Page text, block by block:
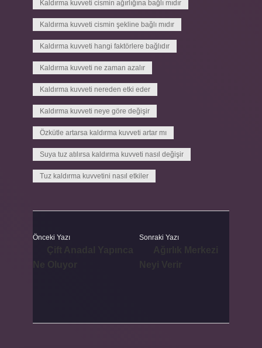
Kaldırma kuvveti cismin ağırlığına bağlı mıdır
Kaldırma kuvveti cismin şekline bağlı mıdır
Kaldırma kuvveti hangi faktörlere bağlıdır
Kaldırma kuvveti ne zaman azalır
Kaldırma kuvveti nereden etki eder
Kaldırma kuvveti neye göre değişir
Özkütle artarsa kaldırma kuvveti artar mı
Suya tuz atılırsa kaldırma kuvveti nasıl değişir
Tuz kaldırma kuvvetini nasıl etkiler
Önceki Yazı Sonraki Yazı